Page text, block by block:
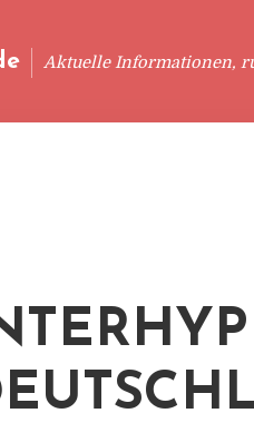
Aktuelle Informationen,